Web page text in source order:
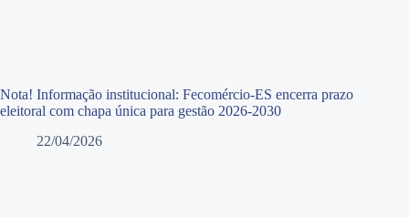
Nota! Informação institucional: Fecomércio-ES encerra prazo
eleitoral com chapa única para gestão 2026-2030
22/04/2026